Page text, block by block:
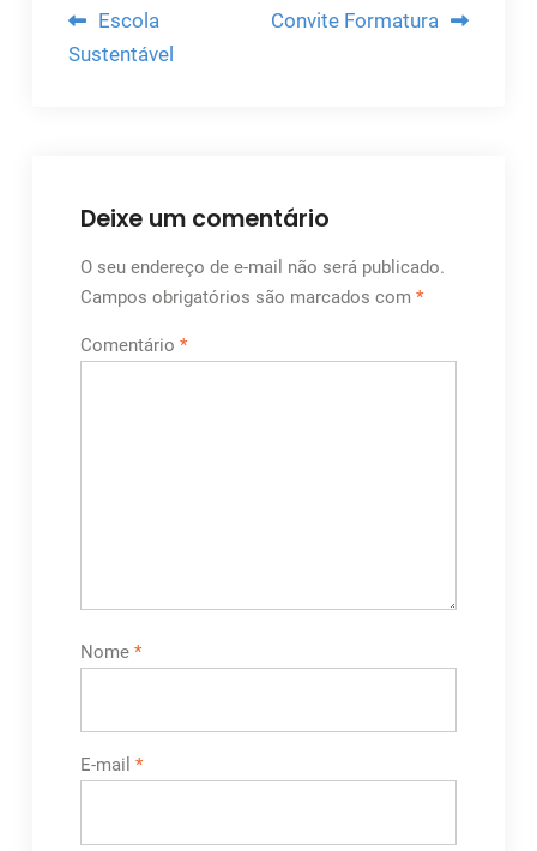
Navegação
de
Escola
Sustentável
Convite Formatura
Deixe um comentário
O seu endereço de e-mail não será publicado.
Campos obrigatórios são marcados com *
Comentário *
Nome *
E-mail *